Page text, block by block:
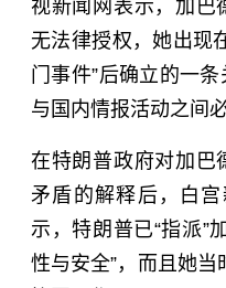
视新闻网表示，加巴
无法律授权，她出现
门事件”后确立的一
与国内情报活动之间
在特朗普政府对加巴
矛盾的解释后，白
示，特朗普已“指派”
性与安全”，而且她当